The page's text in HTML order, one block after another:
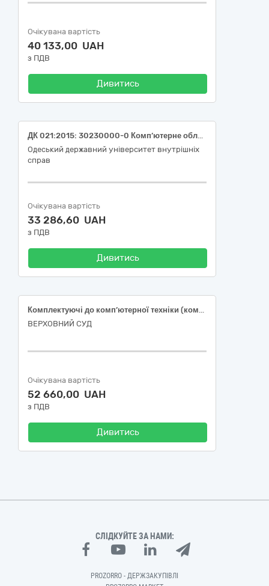
Очікувана вартість
40 133,00 UAH
з ПДВ
Дивитись
ДК 021:2015: 30230000-0 Комп’ютерне обладнання (Модуль пам'яті)
Одеський державний університет внутрішніх
справ
Очікувана вартість
33 286,60 UAH
з ПДВ
Дивитись
Комплектуючі до комп’ютерної техніки (комп'ютерна миша та клавіатура)
ВЕРХОВНИЙ СУД
Очікувана вартість
52 660,00 UAH
з ПДВ
Дивитись
СЛІДКУЙТЕ ЗА НАМИ:
PROZORRO - ДЕРЖЗАКУПІВЛІ